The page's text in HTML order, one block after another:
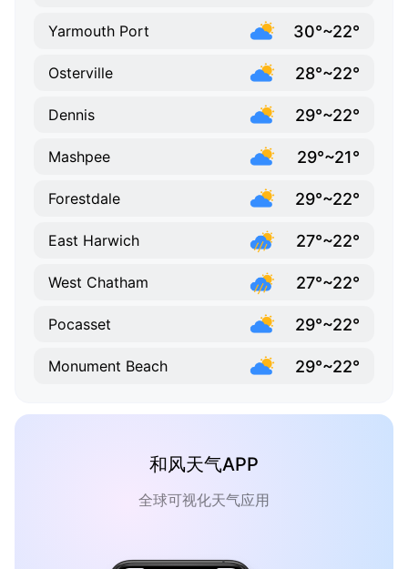
Yarmouth Port 30°~22°
Osterville 28°~22°
Dennis 29°~22°
Mashpee 29°~21°
Forestdale 29°~22°
East Harwich 27°~22°
West Chatham 27°~22°
Pocasset 29°~22°
Monument Beach 29°~22°
和风天气APP
全球可视化天气应用